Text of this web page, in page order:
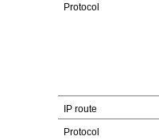
Protocol
IP route
Protocol